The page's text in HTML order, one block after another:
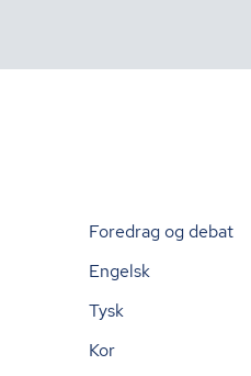
Foredrag og debat
Engelsk
Tysk
Kor